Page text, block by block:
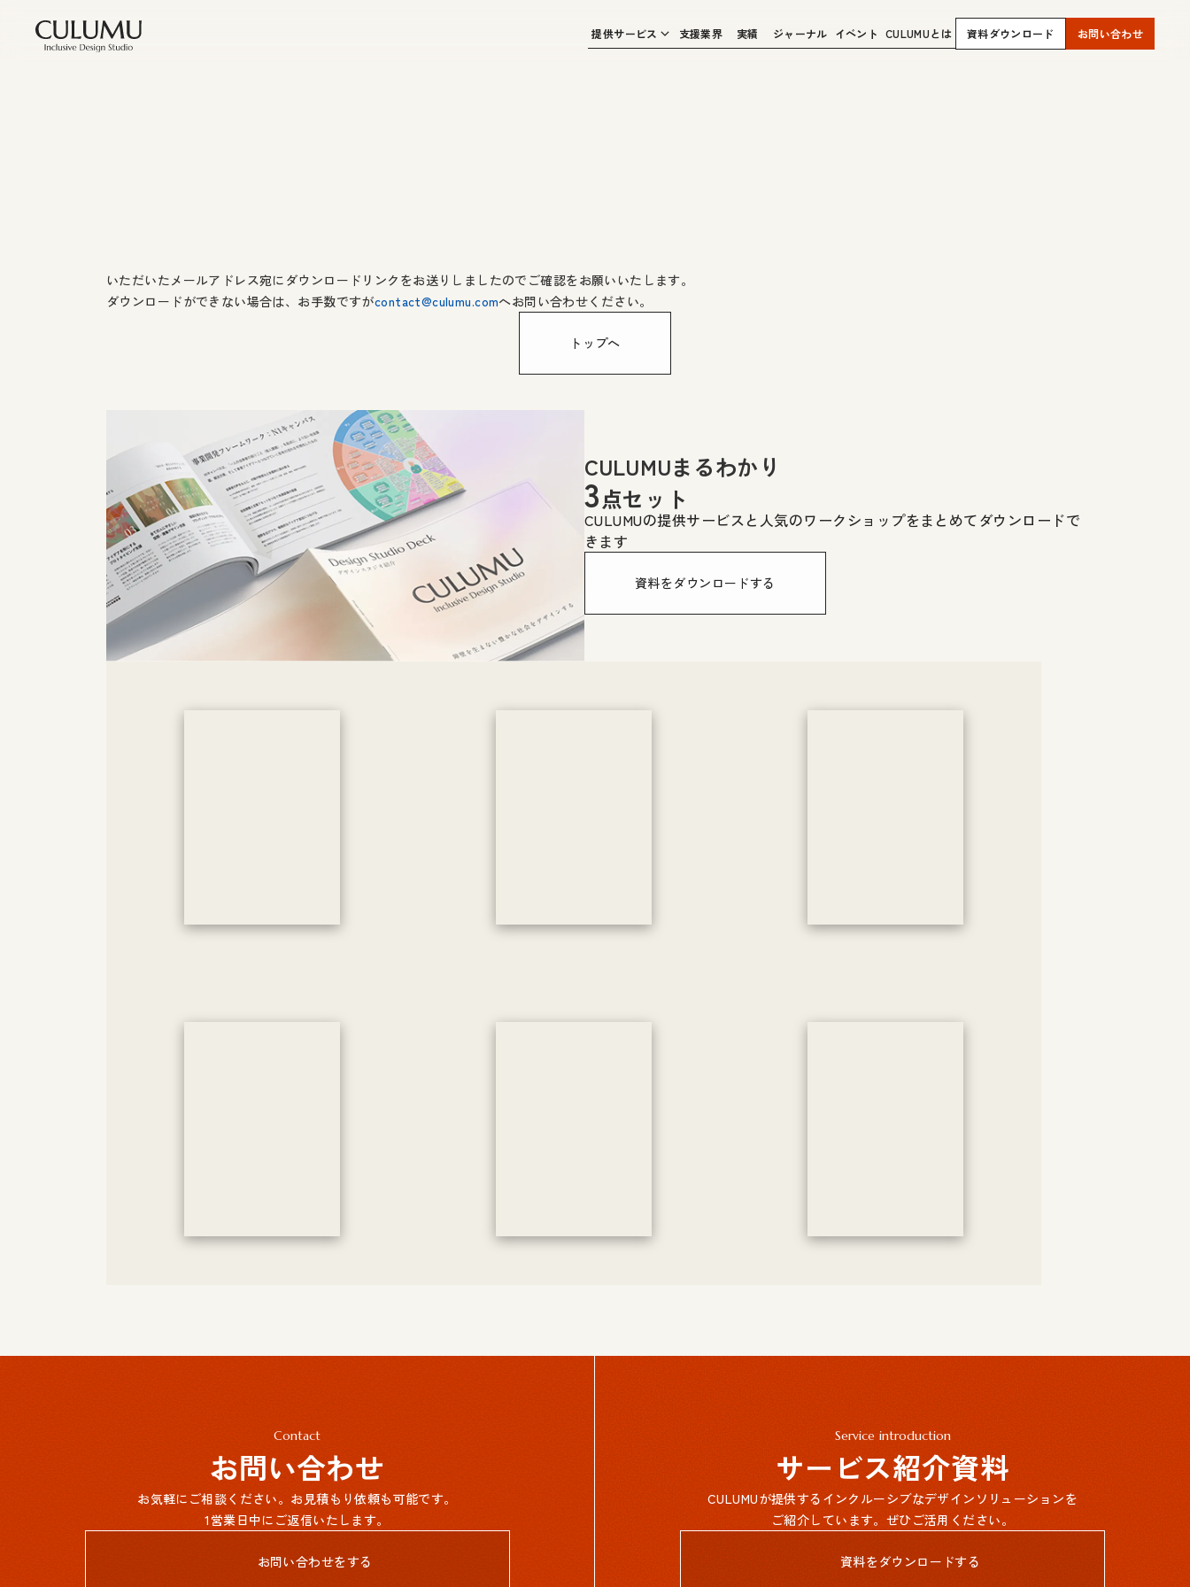
提供サービス 支援業界 実績 ジャーナル イベント CULUMUとは 資料ダウンロード お問い合わせ
いただいたメールアドレス宛にダウンロードリンクをお送りしましたのでご確認をお願いいたします。
ダウンロードができない場合は、お手数ですがcontact@culumu.comへお問い合わせください。
トップへ
CULUMUまるわかり
3点セット
CULUMUの提供サービスと人気のワークショップをまとめてダウンロードで
きます
資料をダウンロードする
Contact
お問い合わせ
お気軽にご相談ください。お見積もり依頼も可能です。
1営業日中にご返信いたします。
お問い合わせをする
Service introduction
サービス紹介資料
CULUMUが提供するインクルーシブなデザインソリューションを
ご紹介しています。ぜひご活用ください。
資料をダウンロードする